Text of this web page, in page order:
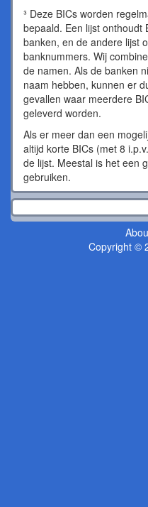
³ Deze BICs worden
bepaald. Een lijst onthoudt
banken, en de andere lijst
banknummers. Wij
de namen. Als de banken
naam hebben, kunnen er
gevallen waar meerdere
geleverd worden.
Als er meer dan een
altijd korte BICs (met 8
de lijst. Meestal is het een
gebruiken.
Copyright ©